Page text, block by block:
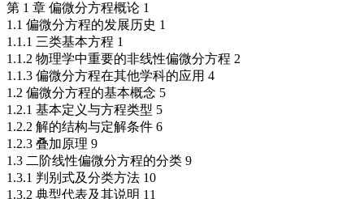
第 1 章 偏微分方程概论 1
1.1 偏微分方程的发展历史 1
1.1.1 三类基本方程 1
1.1.2 物理学中重要的非线性偏微分方程 2
1.1.3 偏微分方程在其他学科的应用 4
1.2 偏微分方程的基本概念 5
1.2.1 基本定义与方程类型 5
1.2.2 解的结构与定解条件 6
1.2.3 叠加原理 9
1.3 二阶线性偏微分方程的分类 9
1.3.1 判别式及分类方法 10
1.3.2 典型代表及其说明 11